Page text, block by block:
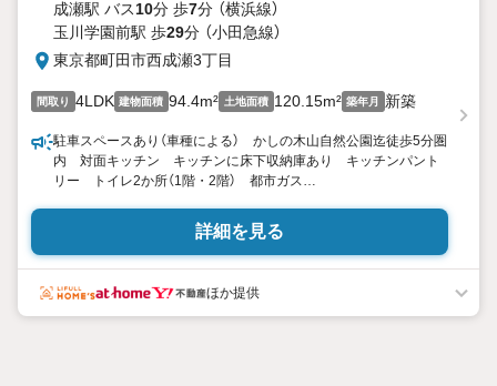
成瀬駅 バス10分 歩7分 （横浜線）
玉川学園前駅 歩29分 （小田急線）
東京都町田市西成瀬3丁目
間取り 4LDK 建物面積 94.4m² 土地面積 120.15m² 築年月 新築
駐車スペースあり（車種による） かしの木山自然公園迄徒歩5分圏
内 対面キッチン キッチンに床下収納庫あり キッチンパント
リー トイレ2か所（1階・2階） 都市ガス
東宝ハウス町田はまず、お客様一人一人を知り、理解することか
お客様のお話をきちんとお聞きし、しっかり話し合う「心」のコミ
様にベストな「住まい」をご提案をすることができるのです。
詳細を見る
ほか提供